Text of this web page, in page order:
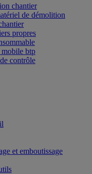
chantier
de démolition
propres
btp
contrôle
et emboutissage